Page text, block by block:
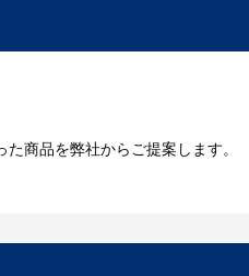
商品を弊社からご提案します。